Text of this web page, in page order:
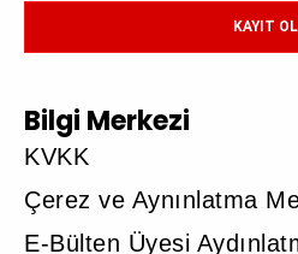
KAYIT
Bilgi Merkezi
KVKK
Çerez ve Aynınlatma
E-Bülten Üyesi